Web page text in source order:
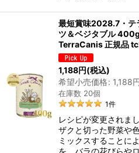
最短賞味2028.7・テ
ツ＆ベジタブル
TerraCanis 正規品
1,188円(税込)
希望小売価格: 1,188
在庫数 20個
1件
レシピが変更されま
ザクと切った野菜や
ミックスすることに